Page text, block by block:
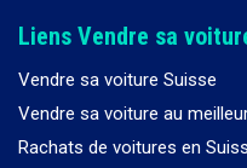
Liens Vendre sa
Vendre sa voiture Suisse
Vendre sa voiture au
Rachats de voitures en